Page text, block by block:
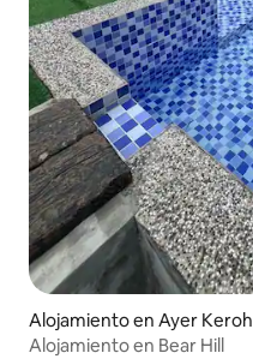
Alojamiento en Ayer Keroh
Alojamiento en Bear Hill